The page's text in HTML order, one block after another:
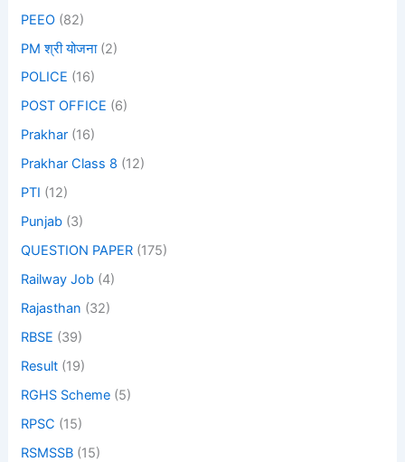
PEEO (82)
PM श्री योजना(2)
POLICE (16)
POST OFFICE (6)
Prakhar (16)
Prakhar Class 8 (12)
PTI (12)
Punjab (3)
QUESTION PAPER (175)
Railway Job (4)
Rajasthan (32)
RBSE (39)
Result (19)
RGHS Scheme (5)
RPSC (15)
RSMSSB (15)